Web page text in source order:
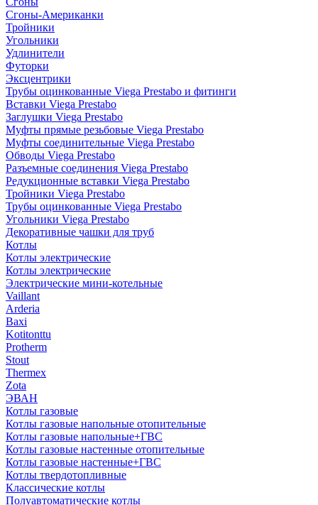
Сгоны-Американки
Тройники
Угольники
Удлинители
Футорки
Эксцентрики
Трубы оцинкованные Viega Prestabo и фитинги
Вставки Viega Prestabo
Заглушки Viega Prestabo
Муфты прямые резьбовые Viega Prestabo
Муфты соединительные Viega Prestabo
Обводы Viega Prestabo
Разъемные соединения Viega Prestabo
Редукционные вставки Viega Prestabo
Тройники Viega Prestabo
Трубы оцинкованные Viega Prestabo
Угольники Viega Prestabo
Декоративные чашки для труб
Котлы
Котлы электрические
Котлы электрические
Электрические мини-котельные
Vaillant
Arderia
Baxi
Kotitonttu
Protherm
Stout
Thermex
Zota
ЭВАН
Котлы газовые
Котлы газовые напольные отопительные
Котлы газовые напольные+ГВС
Котлы газовые настенные отопительные
Котлы газовые настенные+ГВС
Котлы твердотопливные
Классические котлы
Полуавтоматические котлы